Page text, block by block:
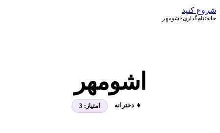
شروع کنید
خانه›نام‌گذاری› اشومهر
اشومهر
👧 دخترانه امتیاز: 3